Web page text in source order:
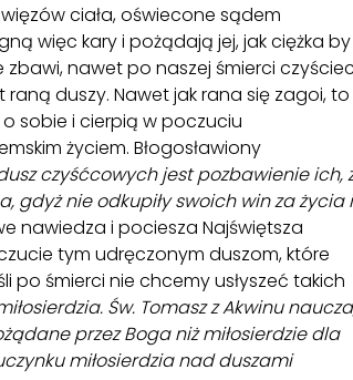
ciała, oświecone sądem
więc kary i pożądają jej, jak ciężka by
zbawi, nawet po naszej śmierci
duszy. Nawet jak rana się zagoi, to
sobie i cierpią w poczuciu
życiem. Błogosławiony
czyśćcowych jest pozbawienie ich,
gdyż nie odkupiły swoich win za życia i
nawiedza i pociesza Najświętsza
tym udręczonym duszom, które
po śmierci nie chcemy usłyszeć takich
Św. Tomasz z Akwinu
przez Boga niż miłosierdzie dla
miłosierdzia nad duszami